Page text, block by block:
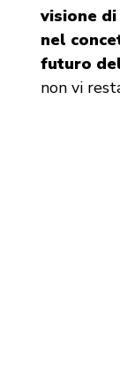
visione
nel
futuro
non vi